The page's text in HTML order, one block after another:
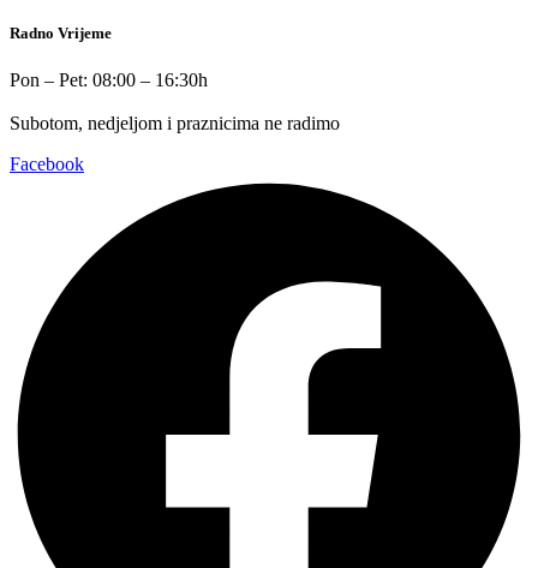
Radno Vrijeme
Pon – Pet: 08:00 – 16:30h
Subotom, nedjeljom i praznicima ne radimo
Facebook